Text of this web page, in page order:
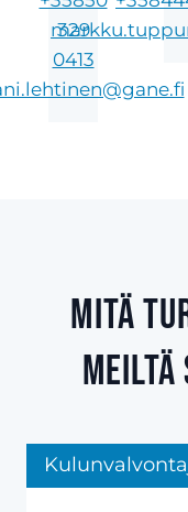
329
0413
Mitä
meiltä